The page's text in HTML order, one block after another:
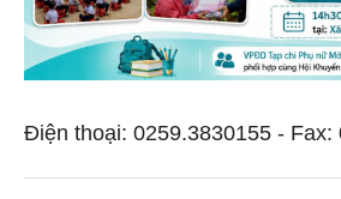
Điện thoại: 0259.3830155 - Fax: